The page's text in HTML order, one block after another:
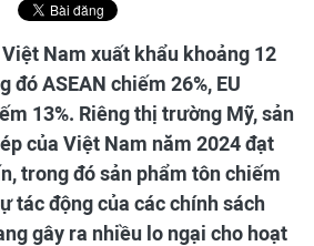
Nam xuất khẩu khoảng 12
đó ASEAN chiếm 26%, EU
13%. Riêng thị trường Mỹ, sản
của Việt Nam năm 2024 đạt
trong đó sản phẩm tôn chiếm
tác động của các chính sách
gây ra nhiều lo ngại cho hoạt